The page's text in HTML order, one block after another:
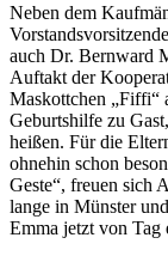
Neben dem
auch Dr. Bernward
Auftakt der
Maskottchen „Fiffi“
Geburtshilfe zu
heißen. Für die
ohnehin schon
Geste“, freuen sich
lange in Münster
Emma jetzt von Tag